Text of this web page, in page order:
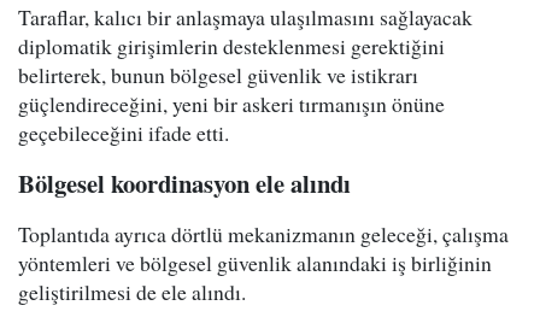
Taraflar, kalıcı bir anlaşmaya ulaşılmasını sağlayacak
diplomatik girişimlerin desteklenmesi gerektiğini
belirterek, bunun bölgesel güvenlik ve istikrarı
güçlendireceğini, yeni bir askeri tırmanışın önüne
geçebileceğini ifade etti.
Bölgesel koordinasyon ele alındı
Toplantıda ayrıca dörtlü mekanizmanın geleceği, çalışma
yöntemleri ve bölgesel güvenlik alanındaki iş birliğinin
geliştirilmesi de ele alındı.